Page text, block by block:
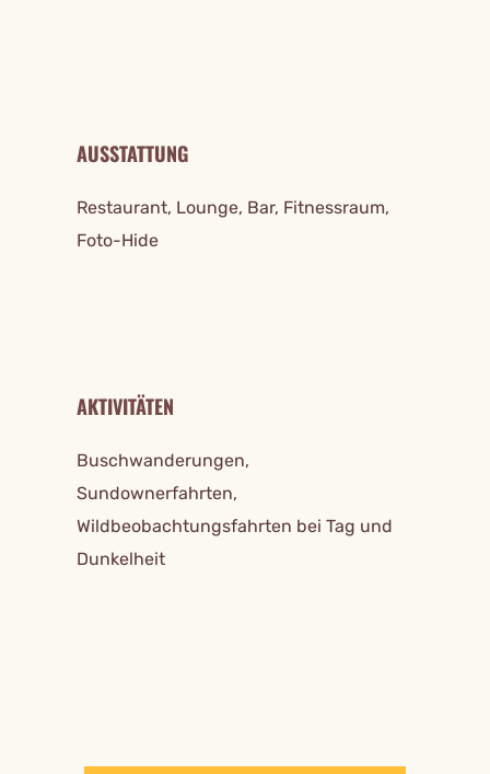
AUSSTATTUNG
Restaurant, Lounge, Bar, Fitnessraum,
Foto-Hide
AKTIVITÄTEN
Buschwanderungen,
Sundownerfahrten,
Wildbeobachtungsfahrten bei Tag und
Dunkelheit